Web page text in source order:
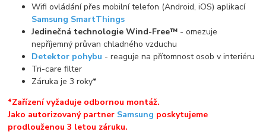
Wifi ovládání přes mobilní telefon (Android, iOS) aplikací
Samsung SmartThings
Jedinečná technologie Wind-Free™ - omezuje
nepříjemný průvan chladného vzduchu
Detektor pohybu - reaguje na přítomnost osob v interiéru
Tri-care filter
Záruka je 3 roky*
*Zařízení vyžaduje odbornou montáž.
Jako autorizovaný partner Samsung poskytujeme
prodlouženou 3 letou záruku.